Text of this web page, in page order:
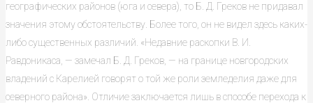
географических районов (юга и севера), то Б. Д. Греков не придавал
значения этому обстоятельству. Более того, он не видел здесь каких-
либо существенных различий. «Недавние раскопки В. И.
Равдоникаса, — замечал Б. Д. Греков, — на границе нов­городских
владений с Карелией говорят о той же роли земледелия даже для
северного района». Отличие заключается лишь в способе перехода к